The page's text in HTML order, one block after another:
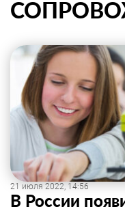
21 июля 2022, 14:56
В России